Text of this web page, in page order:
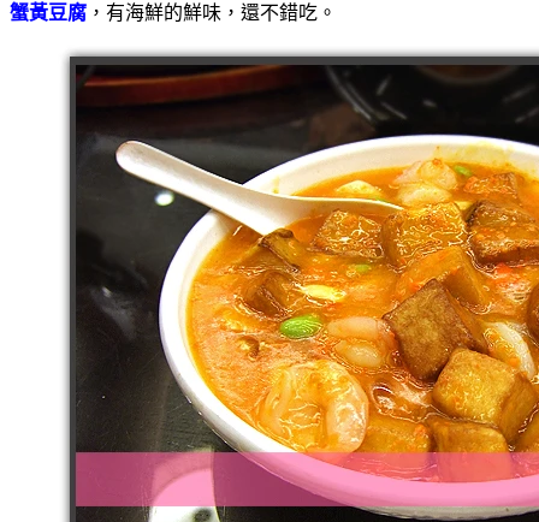
蟹黃豆腐 ，有海鮮的鮮味，還不錯吃。